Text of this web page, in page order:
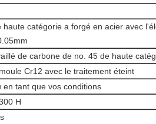
haute catégorie a forgé en acier avec
de carbone de no. 45 de haute
Cr12 avec le traitement éteint
en tant que vos conditions
H